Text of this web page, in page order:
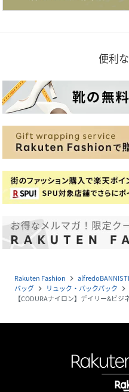
便利
Rakuten Fashion navigate_next
バッグ navigate_next リュック・バックパック navigate_next
【CODURAナイロン】デイリー&ビジ